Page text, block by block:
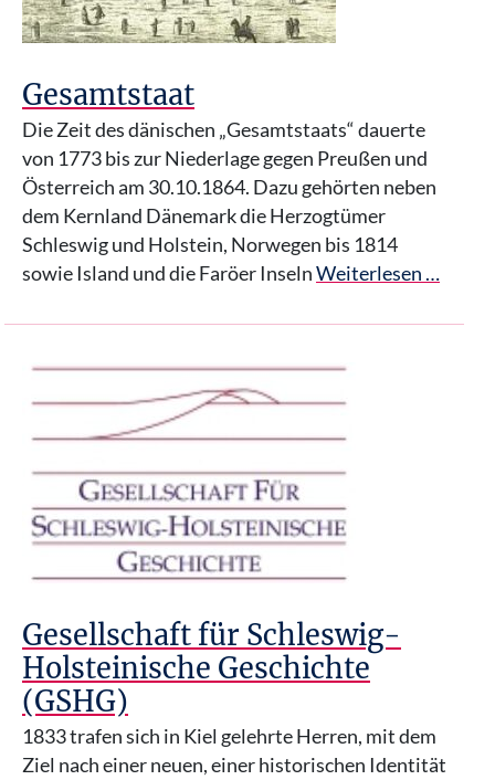
Gesamtstaat
Die Zeit des dänischen „Gesamtstaats“ dauerte
von 1773 bis zur Niederlage gegen Preußen und
Österreich am 30.10.1864. Dazu gehörten neben
dem Kernland Dänemark die Herzogtümer
Schleswig und Holstein, Norwegen bis 1814
sowie Island und die Faröer InselnWeiterlesen …
Gesellschaft für Schleswig-
Holsteinische Geschichte
(GSHG)
1833 trafen sich in Kiel gelehrte Herren, mit dem
Ziel nach einer neuen, einer historischen Identität